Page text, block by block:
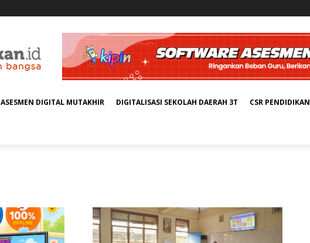
ASESMEN DIGITAL MUTAKHIR DIGITALISASI SEKOLAH DAERAH 3T CSR PENDIDIKAN